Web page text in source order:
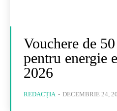
Vouchere de
pentru energie
2026
REDACȚIA - DECEMBRIE 24,